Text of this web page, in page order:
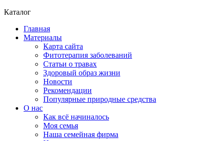
Каталог
Главная
Материалы
Карта сайта
Фитотерапия заболеваний
Статьи о травах
Здоровый образ жизни
Новости
Рекомендации
Популярные природные средства
О нас
Как всё начиналось
Моя семья
Наша семейная фирма